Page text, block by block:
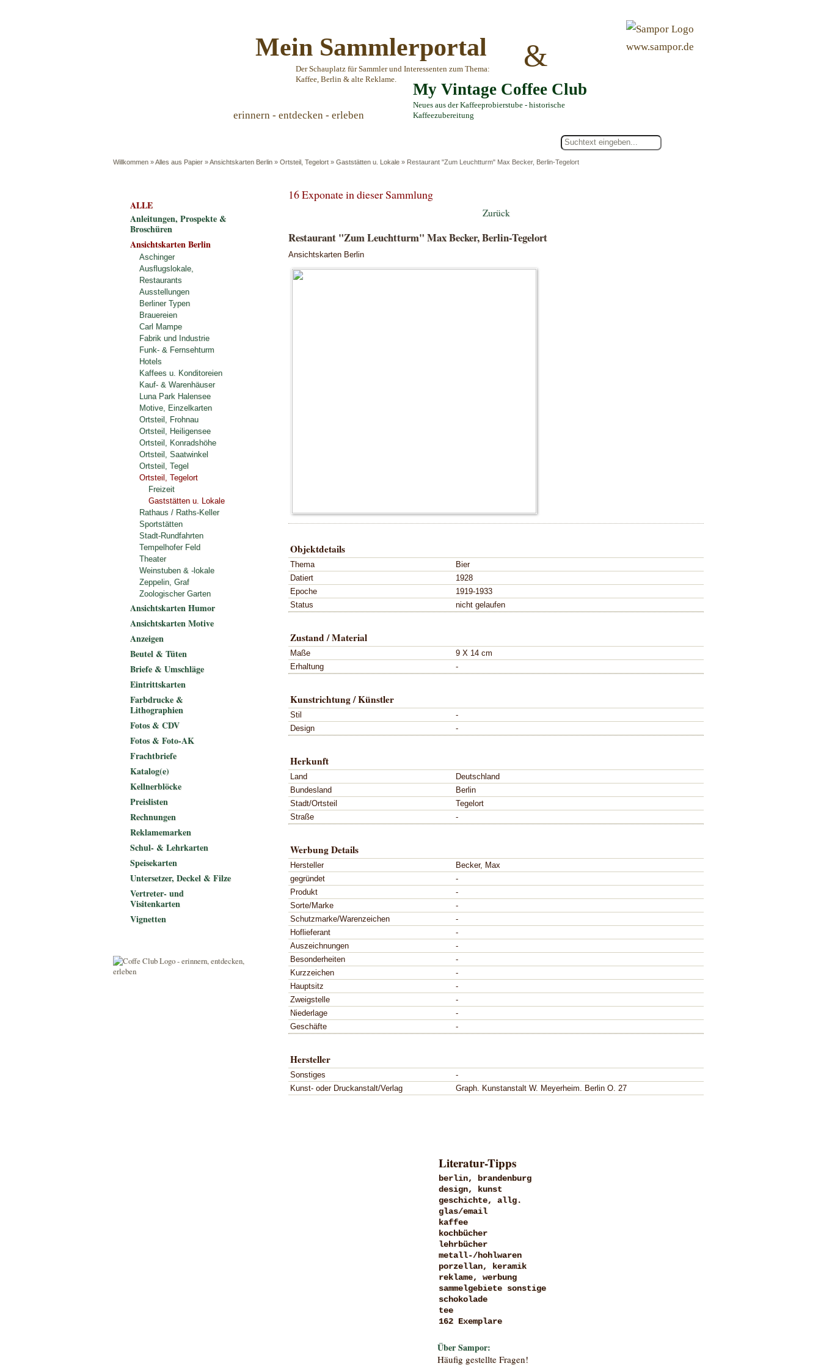
Mein Sammlerportal
Der Schauplatz für Sammler und Interessenten zum Thema:
Kaffee, Berlin & alte Reklame.
&
My Vintage Coffee Club
Neues aus der Kaffeeprobierstube - historische
Kaffeezubereitung
www.sampor.de
erinnern - entdecken - erleben
Willkommen »Alles aus Papier »Ansichtskarten Berlin » Ortsteil, Tegelort » Gaststätten u. Lokale » Restaurant "Zum Leuchtturm" Max Becker, Berlin-Tegelort
16 Exponate in dieser Sammlung
Zurück
Restaurant "Zum Leuchtturm" Max Becker, Berlin-Tegelort
Ansichtskarten Berlin
Objektdetails
Thema
Bier
Datiert
1928
Epoche
1919-1933
Status
nicht gelaufen
Zustand / Material
Maße
9 X 14 cm
Erhaltung
-
Kunstrichtung / Künstler
Stil
-
Design
-
Herkunft
Land
Deutschland
Bundesland
Berlin
Stadt/Ortsteil
Tegelort
Straße
-
Werbung Details
Hersteller
Becker, Max
gegründet
-
Produkt
-
Sorte/Marke
-
Schutzmarke/Warenzeichen
-
Hoflieferant
-
Auszeichnungen
-
Besonderheiten
-
Kurzzeichen
-
Hauptsitz
-
Zweigstelle
-
Niederlage
-
Geschäfte
-
Hersteller
Sonstiges
-
Kunst- oder Druckanstalt/Verlag
Graph. Kunstanstalt W. Meyerheim. Berlin O. 27
ALLE
Anleitungen, Prospekte &
Broschüren
Ansichtskarten Berlin
Aschinger
Ausflugslokale,
Restaurants
Ausstellungen
Berliner Typen
Brauereien
Carl Mampe
Fabrik und Industrie
Funk- & Fernsehturm
Hotels
Kaffees u. Konditoreien
Kauf- & Warenhäuser
Luna Park Halensee
Motive, Einzelkarten
Ortsteil, Frohnau
Ortsteil, Heiligensee
Ortsteil, Konradshöhe
Ortsteil, Saatwinkel
Ortsteil, Tegel
Ortsteil, Tegelort
Freizeit
Gaststätten u. Lokale
Rathaus / Raths-Keller
Sportstätten
Stadt-Rundfahrten
Tempelhofer Feld
Theater
Weinstuben & -lokale
Zeppelin, Graf
Zoologischer Garten
Ansichtskarten Humor
Ansichtskarten Motive
Anzeigen
Beutel & Tüten
Briefe & Umschläge
Eintrittskarten
Farbdrucke &
Lithographien
Fotos & CDV
Fotos & Foto-AK
Frachtbriefe
Katalog(e)
Kellnerblöcke
Preislisten
Rechnungen
Reklamemarken
Schul- & Lehrkarten
Speisekarten
Untersetzer, Deckel & Filze
Vertreter- und
Visitenkarten
Vignetten
Literatur-Tipps
berlin, brandenburg
design, kunst
geschichte, allg.
glas/email
kaffee
kochbücher
lehrbücher
metall-/hohlwaren
porzellan, keramik
reklame, werbung
sammelgebiete sonstige
schokolade
tee
162 Exemplare
Über Sampor:
Häufig gestellte Fragen!